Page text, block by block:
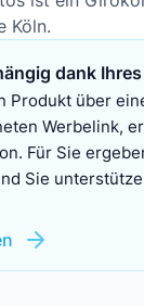
Köln.
dank
Produkt über
Werbelink,
Für Sie
Sie